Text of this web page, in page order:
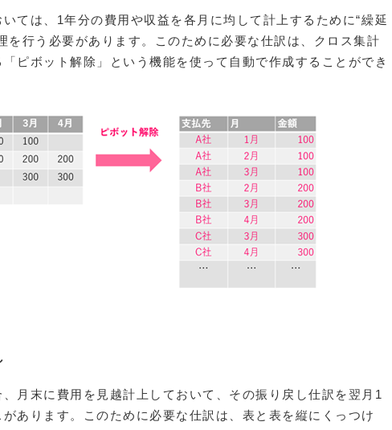
ては、1年分の費用や収益を各月に均して計上するために“繰延
を行う必要があります。このために必要な仕訳は、クロス集計
ピボット解除」という機能を使って自動で作成することができ
月末に費用を見越計上しておいて、その振り戻し仕訳を翌月1
あります。このために必要な仕訳は、表と表を縦にくっつけ